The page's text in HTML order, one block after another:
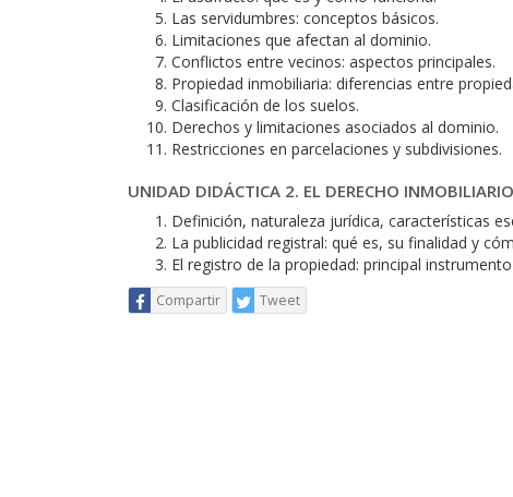
Las servidumbres: conceptos básicos.
Limitaciones que afectan al dominio.
Conflictos entre vecinos: aspectos principales.
Propiedad inmobiliaria: diferencias entre
Clasificación de los suelos.
Derechos y limitaciones asociados al dominio.
Restricciones en parcelaciones y subdivisiones.
UNIDAD DIDÁCTICA 2. EL DERECHO
Definición, naturaleza jurídica, características
La publicidad registral: qué es, su finalidad y
El registro de la propiedad: principal
Compartir Tweet